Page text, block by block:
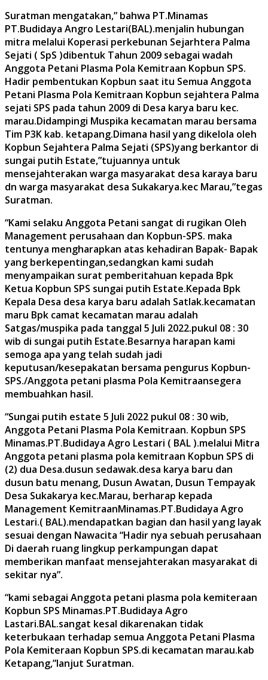
Suratman mengatakan,” bahwa PT.Minamas
PT.Budidaya Angro Lestari(BAL).menjalin hubungan
mitra melalui Koperasi perkebunan Sejarhtera Palma
Sejati ( SpS )dibentuk Tahun 2009 sebagai wadah
Anggota Petani Plasma Pola Kemitraan Kopbun SPS.
Hadir pembentukan Kopbun saat itu Semua Anggota
Petani Plasma Pola Kemitraan Kopbun sejahtera Palma
sejati SPS pada tahun 2009 di Desa karya baru kec.
marau.Didampingi Muspika kecamatan marau bersama
Tim P3K kab. ketapang.Dimana hasil yang dikelola oleh
Kopbun Sejahtera Palma Sejati (SPS)yang berkantor di
sungai putih Estate,”tujuannya untuk
mensejahterakan warga masyarakat desa karaya baru
dn warga masyarakat desa Sukakarya.kec Marau,”tegas
Suratman.
“Kami selaku Anggota Petani sangat di rugikan Oleh
Management perusahaan dan Kopbun-SPS. maka
tentunya mengharapkan atas kehadiran Bapak- Bapak
yang berkepentingan,sedangkan kami sudah
menyampaikan surat pemberitahuan kepada Bpk
Ketua Kopbun SPS sungai putih Estate.Kepada Bpk
Kepala Desa desa karya baru adalah Satlak.kecamatan
maru Bpk camat kecamatan marau adalah
Satgas/muspika pada tanggal 5 Juli 2022.pukul 08 : 30
wib di sungai putih Estate.Besarnya harapan kami
semoga apa yang telah sudah jadi
keputusan/kesepakatan bersama pengurus Kopbun-
SPS./Anggota petani plasma Pola Kemitraansegera
membuahkan hasil.
“Sungai putih estate 5 Juli 2022 pukul 08 : 30 wib,
Anggota Petani Plasma Pola Kemitraan. Kopbun SPS
Minamas.PT.Budidaya Agro Lestari ( BAL ).melalui Mitra
Anggota petani plasma pola kemitraan Kopbun SPS di
(2) dua Desa.dusun sedawak.desa karya baru dan
dusun batu menang, Dusun Awatan, Dusun Tempayak
Desa Sukakarya kec.Marau, berharap kepada
Management KemitraanMinamas.PT.Budidaya Agro
Lestari.( BAL).mendapatkan bagian dan hasil yang layak
sesuai dengan Nawacita “Hadir nya sebuah perusahaan
Di daerah ruang lingkup perkampungan dapat
memberikan manfaat mensejahterakan masyarakat di
sekitar nya”.
“kami sebagai Anggota petani plasma pola kemiteraan
Kopbun SPS Minamas.PT.Budidaya Agro
Lastari.BAL.sangat kesal dikarenakan tidak
keterbukaan terhadap semua Anggota Petani Plasma
Pola Kemiteraan Kopbun SPS.di kecamatan marau.kab
Ketapang,”lanjut Suratman.